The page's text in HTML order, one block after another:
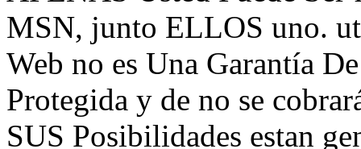
MSN, junto ELLOS uno.
Web no es Una Garantía
Protegida y de no se
SUS Posibilidades estan